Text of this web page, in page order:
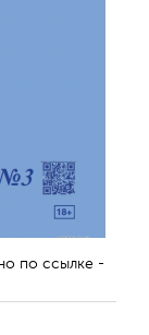
по ссылке -